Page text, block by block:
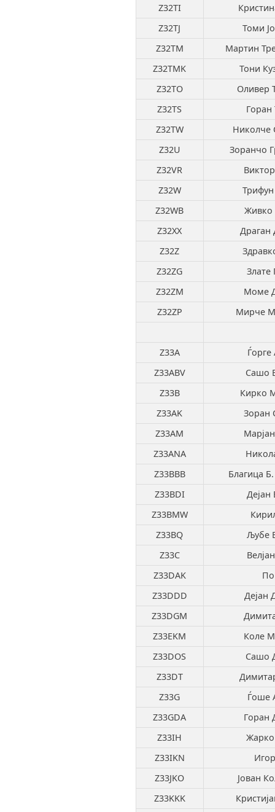
Z32TI
Z32TJ
Томи
Z32TM
Мартин
Z32TMK
Тони
Z32TO
Оливер
Z32TS
Горан
Z32TW
Николче
Z32U
Зоранчо
Z32VR
Z32W
Z32WB
Живко
Z32XX
Драган
Z32Z
Z32ZG
Злате
Z32ZM
Моме
Z32ZP
Мирче
Z33A
Z33ABV
Сашо
Z33B
Кирко
Z33AK
Зоран
Z33AM
Z33ANA
Z33BBB
Благица
Z33BDI
Дејан
Z33BMW
Z33BQ
Љубе
Z33C
Z33DAK
Z33DDD
Дејан
Z33DGM
Z33EKM
Коле
Z33DOS
Сашо
Z33DT
Z33G
Ѓоше
Z33GDA
Горан
Z33IH
Z33IKN
Z33JKO
Јован
Z33KKK